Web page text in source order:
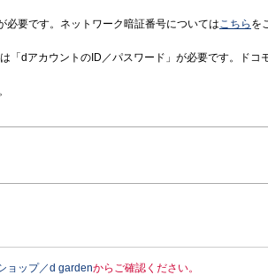
必要です。ネットワーク暗証番号についてはこちら を
「dアカウントのID／パスワード」が必要です。ドコ
ョップ／d gardenからご確認ください。